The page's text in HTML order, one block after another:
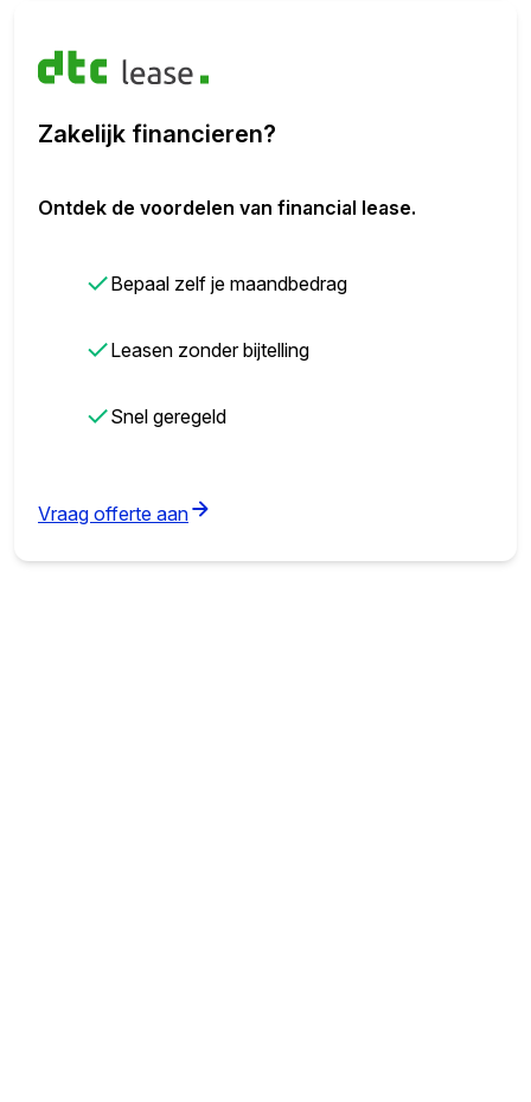
Zakelijk financieren?
Ontdek de voordelen van financial lease.
✓Bepaal zelf je maandbedrag
✓Leasen zonder bijtelling
✓Snel geregeld
Vraag offerte aan